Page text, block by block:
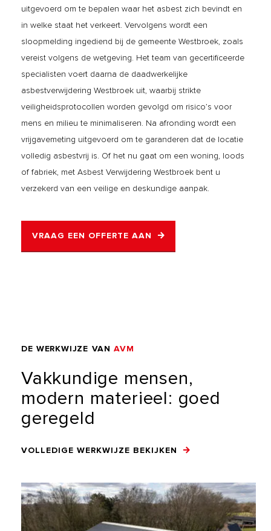
uitgevoerd om te bepalen waar het asbest zich bevindt en
in welke staat het verkeert. Vervolgens wordt een
sloopmelding ingediend bij de gemeente Westbroek, zoals
vereist volgens de wetgeving. Het team van gecertificeerde
specialisten voert daarna de daadwerkelijke
asbestverwijdering Westbroek uit, waarbij strikte
veiligheidsprotocollen worden gevolgd om risico’s voor
mens en milieu te minimaliseren. Na afronding wordt een
vrijgavemeting uitgevoerd om te garanderen dat de locatie
volledig asbestvrij is. Of het nu gaat om een woning, loods
of fabriek, met Asbest Verwijdering Westbroek bent u
verzekerd van een veilige en deskundige aanpak.
VRAAG EEN OFFERTE AAN
DE WERKWIJZE VAN AVM
Vakkundige mensen,
modern materieel: goed
geregeld
VOLLEDIGE WERKWIJZE BEKIJKEN